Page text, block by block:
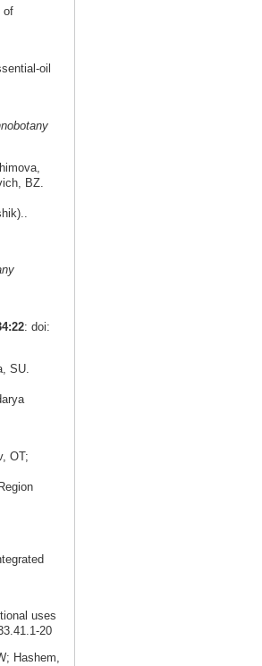
of
oil
BZ.
: doi:
SU.
OT;
uses
20
Hashem,